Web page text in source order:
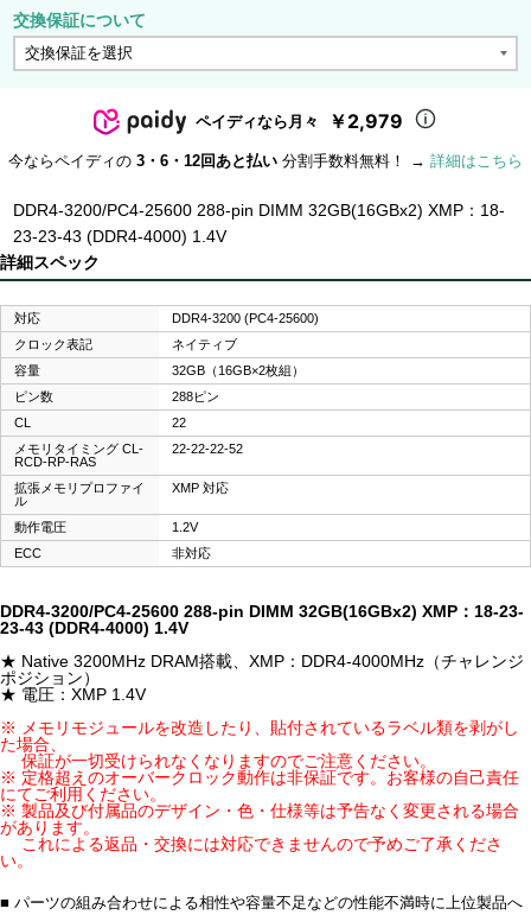
交換保証について
ペイディなら月々 ￥2,979
今ならペイディの 3・6・12回あと払い 分割手数料無料！ → 詳細はこちら
DDR4-3200/PC4-25600 288-pin DIMM 32GB(16GBx2) XMP：18-
23-23-43 (DDR4-4000) 1.4V
詳細スペック
対応
DDR4-3200 (PC4-25600)
クロック表記
ネイティブ
容量
32GB（16GB×2枚組）
ピン数
288ピン
CL
22
メモリタイミング CL-
RCD-RP-RAS
22-22-22-52
拡張メモリプロファイ
ル
XMP 対応
動作電圧
1.2V
ECC
非対応
DDR4-3200/PC4-25600 288-pin DIMM 32GB(16GBx2) XMP：18-23-
23-43 (DDR4-4000) 1.4V
★ Native 3200MHz DRAM搭載、XMP：DDR4-4000MHz（チャレンジ
ポジション）
★ 電圧：XMP 1.4V
※ メモリモジュールを改造したり、貼付されているラベル類を剥がし
た場合、
保証が一切受けられなくなりますのでご注意ください。
※ 定格超えのオーバークロック動作は非保証です。お客様の自己責任
にてご利用ください。
※ 製品及び付属品のデザイン・色・仕様等は予告なく変更される場合
があります。
これによる返品・交換には対応できませんので予めご了承くださ
い。
■ パーツの組み合わせによる相性や容量不足などの性能不満時に上位製品へ